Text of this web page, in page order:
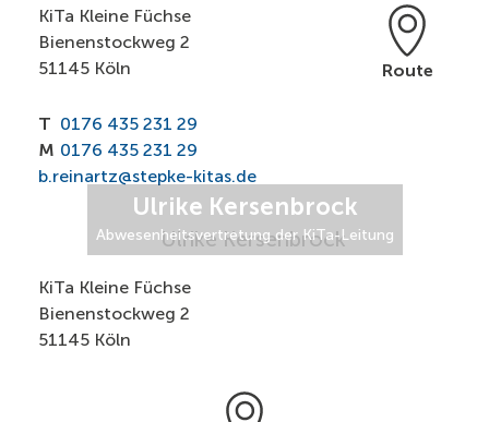
KiTa Kleine Füchse
Bienenstockweg 2
51145 Köln
Route
T 0176 435 231 29
M 0176 435 231 29
b.reinartz@stepke-kitas.de
Ulrike Kersenbrock
Abwesenheitsvertretung der KiTa-Leitung
KiTa Kleine Füchse
Bienenstockweg 2
51145 Köln